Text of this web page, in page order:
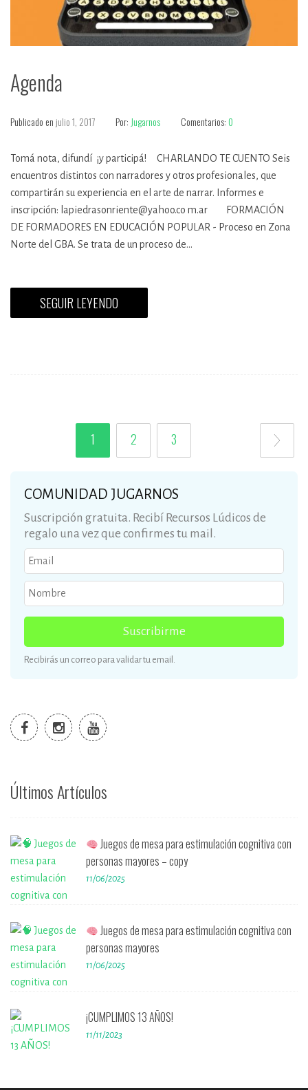
Agenda
Publicado en julio 1, 2017 Por: Jugarnos Comentarios: 0
Tomá nota, difundí ¡y participá! CHARLANDO TE CUENTO Seis
encuentros distintos con narradores y otros profesionales, que
compartirán su experiencia en el arte de narrar. Informes e
inscripción: lapiedrasonriente@yahoo.co m.ar FORMACIÓN
DE FORMADORES EN EDUCACIÓN POPULAR - Proceso en Zona
Norte del GBA. Se trata de un proceso de…
SEGUIR LEYENDO
1 2 3
COMUNIDAD JUGARNOS
Suscripción gratuita. Recibí Recursos Lúdicos de
regalo una vez que confirmes tu mail.
Suscribirme
Recibirás un correo para validar tu email.
Últimos Artículos
Juegos de mesa para estimulación cognitiva con
personas mayores – copy
11/06/2025
Juegos de mesa para estimulación cognitiva con
personas mayores
11/06/2025
¡CUMPLIMOS 13 AÑOS!
11/11/2023